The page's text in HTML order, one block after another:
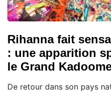
Rihanna fait
: une apparition
le Grand
De retour dans son pays